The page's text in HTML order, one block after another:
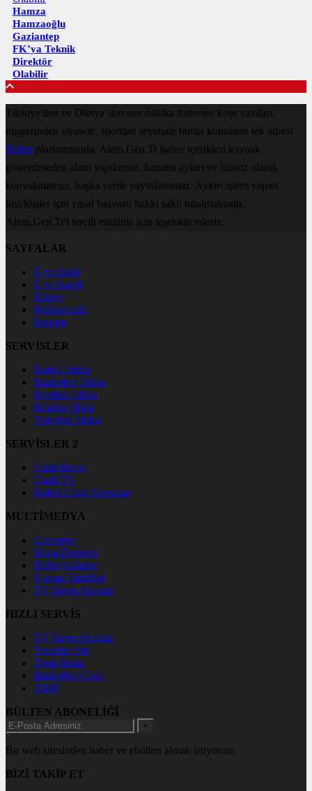
Hamza
Hamzaoğlu
Gaziantep
FK’ya Teknik
Direktör
Olabilir
Türkiye'den ve Dünya’dan son dakika haberler, köşe yazıları,
magazinden siyasete, spordan seyahate bütün konuların tek adresi
Haberplatformunda; Alem.Gen.Tr haber içerikleri kaynak
gösterilmeden alıntı yapılamaz, kanuna aykırı ve izinsiz olarak
kopyalanamaz, başka yerde yayınlanamaz. Aykırı işlem yapan
kişi/kişiler için yasal başvuru hakkı saklı tutulmaktadır.
Alem.Gen.Tr'i tercih ettiğiniz için teşekkür ederiz.
SAYFALAR
Üye Girişi
Üye Kaydı
Künye
Hakkımızda
İletişim
SERVİSLER
Futbol İddaa
Basketbol İddaa
Hentbol İddaa
Bilardo İddaa
Voleybol İddaa
SERVİSLER 2
Canlı Borsa
Canlı TV
Futbol Canlı Sonuçlar
MULTİMEDYA
Gazeteler
Hava Durumu
Haber Gönder
Namaz Vakitleri
TV Yayın Akışları
HIZLI SERVİS
TV Yayın Akışları
Yazarlar Site
Tenis İddaa
Basketbol Canlı
AMP
BÜLTEN ABONELİĞİ
+
Bu web sitesinden haber ve ebülten almak istiyorum
BİZİ TAKİP ET